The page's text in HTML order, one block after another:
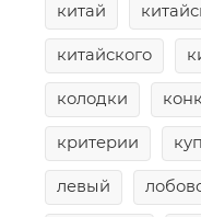
китай
китайского
колодки
критерии
левый